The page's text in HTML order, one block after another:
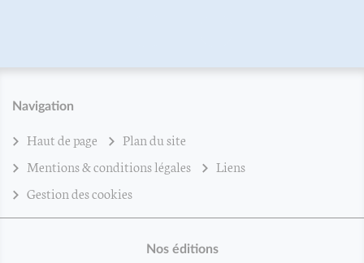
Navigation
Haut de page
Plan du site
Mentions & conditions légales
Liens
Gestion des cookies
Nos éditions